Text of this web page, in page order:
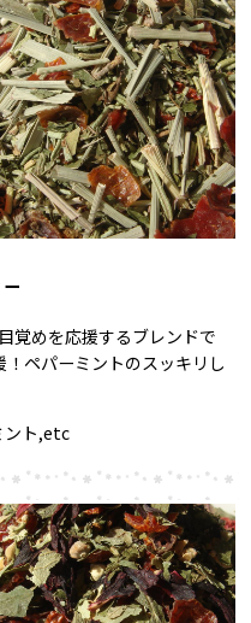
覚めを応援するブレンドで
ペパーミントのスッキリし
ント,etc